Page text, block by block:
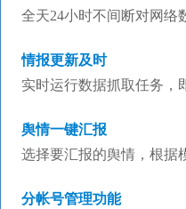
全天24小时不间断对网络
情报更新及时
实时运行数据抓取任务，
舆情一键汇报
选择要汇报的舆情，根据
分帐号管理功能